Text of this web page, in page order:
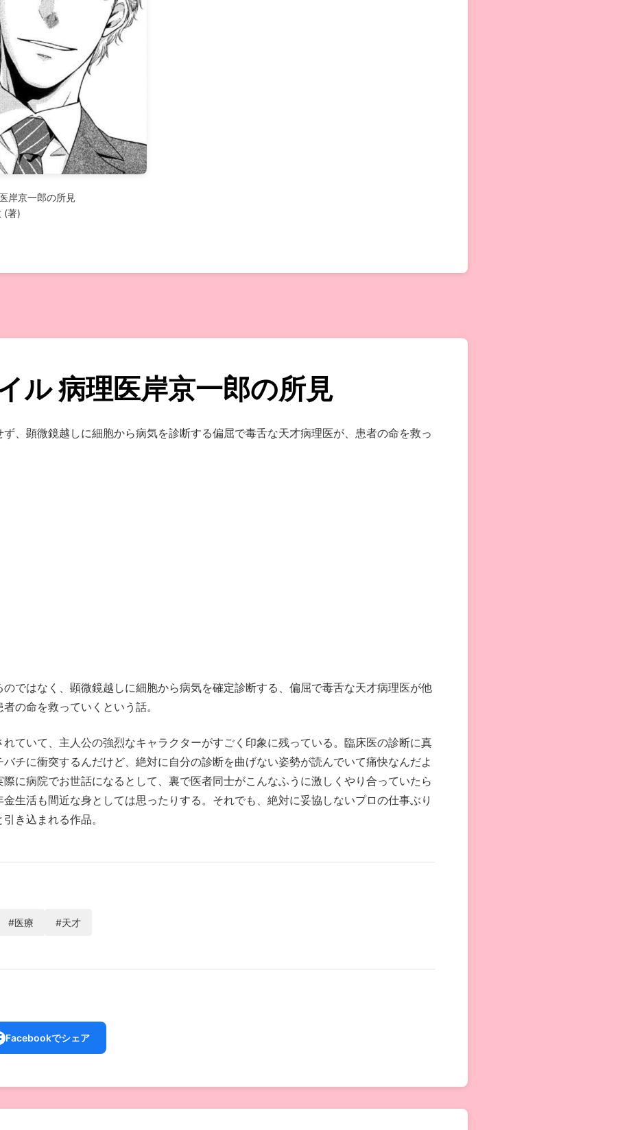
岸京一郎の所見
(著)
ル 病理医岸京一郎の所見
、顕微鏡越しに細胞から病気を診断する偏屈で毒舌な天才病理医が、患者の命を救っ
ではなく、顕微鏡越しに細胞から病気を確定診断する、偏屈で毒舌な天才病理医が他
の命を救っていくという話。
れていて、主人公の強烈なキャラクターがすごく印象に残っている。臨床医の診断に真
チに衝突するんだけど、絶対に自分の診断を曲げない姿勢が読んでいて痛快なんだよ
に病院でお世話になるとして、裏で医者同士がこんなふうに激しくやり合っていたら
生活も間近な身としては思ったりする。それでも、絶対に妥協しないプロの仕事ぶり
き込まれる作品。
#医療 #天才
Facebookでシェア